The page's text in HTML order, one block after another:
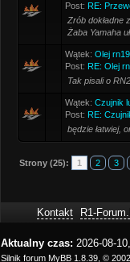
Post: RE:
Zrób dokładne
Żaba Yamaha
Wątek: Olej rn19
Post: RE: Olej
Tak pisali o
Wątek: Czujnik
Post: RE:
będzie łatwiej,
Strony (25): 1 2 3
Kontakt R1-
Aktualny czas: 2026-08-
Silnik forum MyBB 1.8.39 , ©